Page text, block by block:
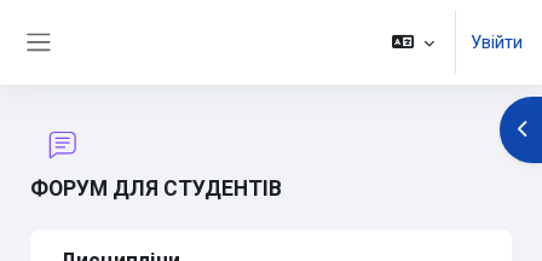
Увійти
ФОРУМ ДЛЯ СТУДЕНТІВ